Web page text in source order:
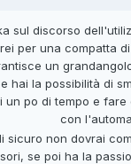
sul discorso
per una compatta
un
hai la possibilità di
un po di tempo e fare
con
sicuro non dovrai
se poi ha la